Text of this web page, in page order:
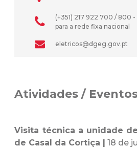
(+351) 217 922 700 / 800
para a rede fixa nacional
eletricos@dgeg.gov.pt
Atividades /
Visita técnica a unidade
de Casal da Cortiça |
18 de